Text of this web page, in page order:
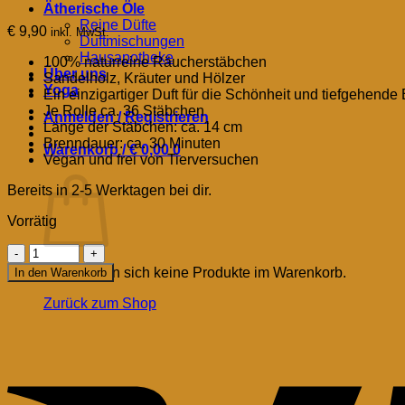
Ätherische Öle
Reine Düfte
Duftmischungen
Hausapotheke
Über uns
Yoga
Anmelden / Registrieren
Warenkorb /€0,00 0
Warenkorb
Es befinden sich keine Produkte im Warenkorb.
Zurück zum Shop
€ 9,90 inkl. MwSt.
100% naturreine Räucherstäbchen
Sandelholz, Kräuter und Hölzer
Ein einzigartiger Duft für die Schönheit und tiefgehende
Je Rolle ca. 36 Stäbchen
Länge der Stäbchen: ca. 14 cm
Brenndauer: ca. 30 Minuten
Vegan und frei von Tierversuchen
Bereits in 2-5 Werktagen bei dir.
Vorrätig
Kodama
Räucherstäbchen
-
Natürliche
Menge
In den Warenkorb